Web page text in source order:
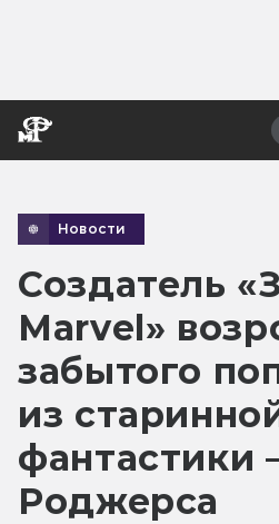
Новости
Создатель
Marvel»
забытого
из
фантастики
Роджерса